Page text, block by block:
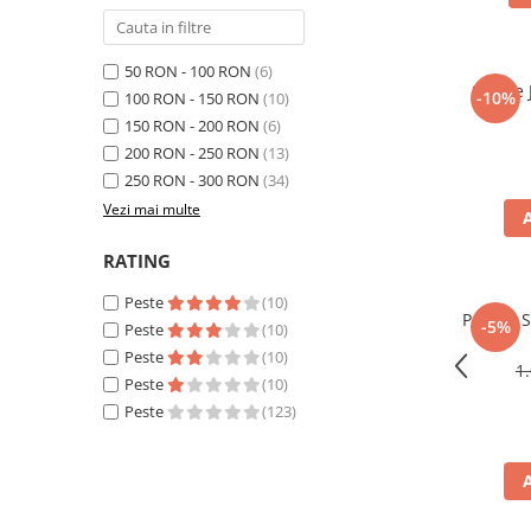
50 RON - 100 RON (6)
100 RON - 150 RON (10)
150 RON - 200 RON (6)
200 RON - 250 RON (13)
250 RON - 300 RON (34)
Vezi mai multe
RATING
Peste
(10)
Peste
(10)
Peste
(10)
Peste
(10)
Peste
(123)
-10%
Sosete
-5%
Pantofi